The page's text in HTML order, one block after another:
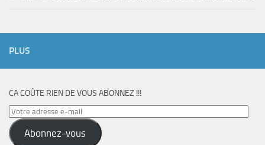
PLUS
CA COÛTE RIEN DE VOUS ABONNEZ !!!
Votre
adresse
e-
Abonnez-vous